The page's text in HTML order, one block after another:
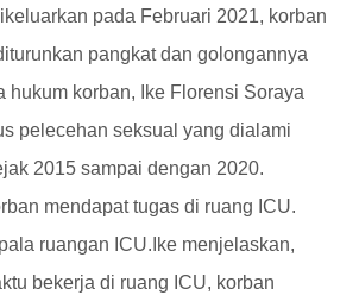
pada Februari 2021, korban
pangkat dan golongannya
hukum korban, Ike Florensi Soraya
pelecehan seksual yang dialami
2015 sampai dengan 2020.
mendapat tugas di ruang ICU.
ruangan ICU. Ike menjelaskan,
bekerja di ruang ICU, korban